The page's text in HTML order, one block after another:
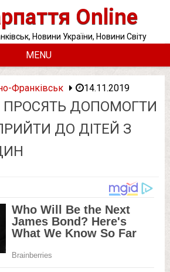
Online
Новини України, Новини Світу
MENU
Франківськ 14.11.2019
ПРОСЯТЬ ДОПОМОГТИ
ДО ДІТЕЙ З